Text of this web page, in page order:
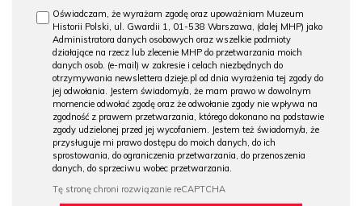
Oświadczam, że wyrażam zgodę oraz upoważniam Muzeum
Historii Polski, ul. Gwardii 1, 01-538 Warszawa, (dalej MHP) jako
Administratora danych osobowych oraz wszelkie podmioty
działające na rzecz lub zlecenie MHP do przetwarzania moich
danych osob. (e-mail) w zakresie i celach niezbędnych do
otrzymywania newslettera dzieje.pl od dnia wyrażenia tej zgody do
jej odwołania. Jestem świadomy/a, że mam prawo w dowolnym
momencie odwołać zgodę oraz że odwołanie zgody nie wpływa na
zgodność z prawem przetwarzania, którego dokonano na podstawie
zgody udzielonej przed jej wycofaniem. Jestem też świadomy/a, że
przysługuje mi prawo dostępu do moich danych, do ich
sprostowania, do ograniczenia przetwarzania, do przenoszenia
danych, do sprzeciwu wobec przetwarzania.